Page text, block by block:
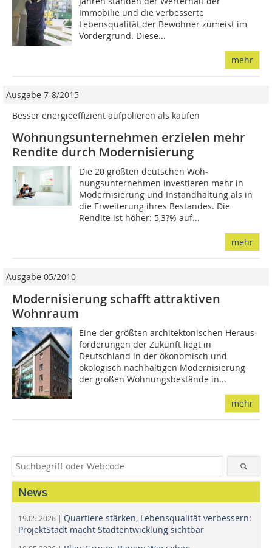
Immobilie und die verbesserte
Lebensqualität der Bewohner zumeist im
Vordergrund. Diese...
mehr
Ausgabe 7-8/2015
Besser energieeffizient aufpolieren als kaufen
Wohnungsunternehmen erzielen mehr
Rendite durch Modernisierung
Die 20 größten deutschen Woh­­
nungsunternehmen inves­tie­ren mehr in
Modernisierung und Instandhaltung als in
die Erweiterung ihres Bestandes. Die
Rendite ist höher: 5,3?% auf...
mehr
Ausgabe 05/2010
Modernisierung schafft attraktiven
Wohnraum
Eine der größten architektonischen He­­raus­
forderun­gen der Zukunft liegt in
Deutschland in der ökono­misch und
ökologisch nachhaltigen Modernisierung
der großen Wohnungsbestände in...
mehr
News
19.05.2026 | Quartiere stärken, Lebensqualität verbessern:
ProjektStadt macht Stadtentwicklung sichtbar